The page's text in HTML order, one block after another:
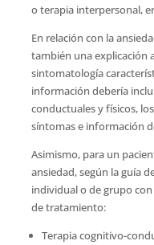
o terapia interpersonal,
En relación con la
también una explicación
sintomatología
información debería
conductuales y físicos,
síntomas e información
Asimismo, para un
ansiedad, según la guía
individual o de grupo
de tratamiento:
Terapia cognitivo-